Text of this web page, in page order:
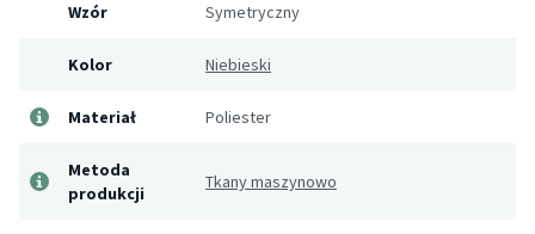
Wzór Symetryczny
Kolor Niebieski
Materiał Poliester
Metoda
produkcji
Tkany maszynowo